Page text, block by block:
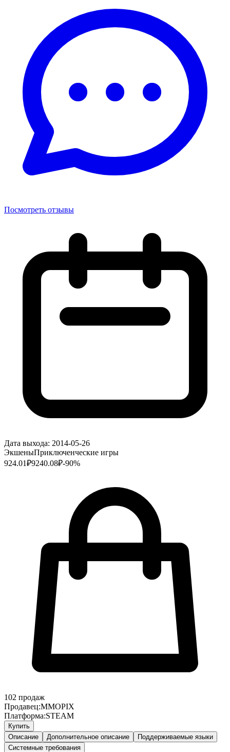
Посмотреть отзывы
Дата выхода: 2014-05-26
ЭкшеныПриключенческие игры
924.01₽9240.08₽-90%
102 продаж
Продавец:MMOPIX
Платформа:STEAM
Купить
Описание
Дополнительное описание
Поддерживаемые языки
Системные требования